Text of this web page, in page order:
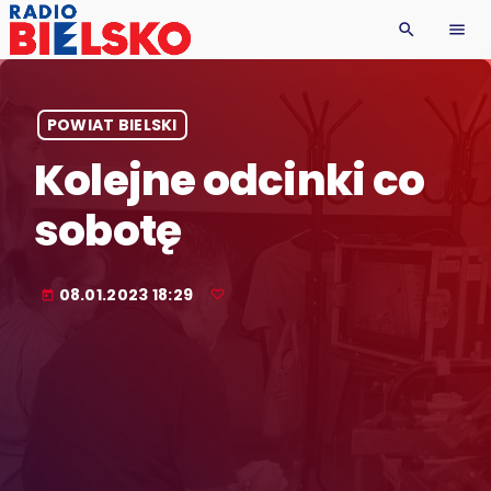
search menu
POWIAT BIELSKI
Kolejne odcinki co
sobotę
today 08.01.2023 18:29